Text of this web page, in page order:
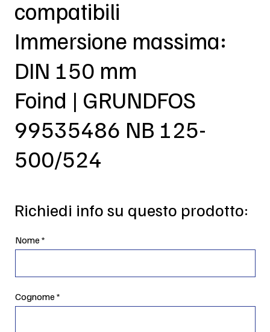
compatibili
Immersione massima:
DIN 150 mm
Foind | GRUNDFOS
99535486 NB 125-
500/524
Richiedi info su questo prodotto:
Nome
Cognome